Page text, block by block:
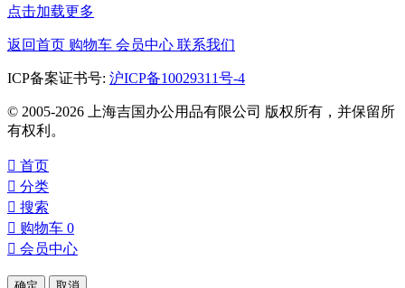
点击加载更多
返回首页 购物车 会员中心 联系我们
ICP备案证书号: 沪ICP备10029311号-4
© 2005-2026 上海吉国办公用品有限公司 版权所有，并保留所
有权利。
 首页
 分类
 搜索
 购物车 0
 会员中心